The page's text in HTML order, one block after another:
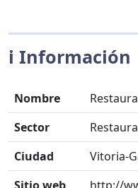
ℹ️ Información
Nombre
Sector
Ciudad
Vitoria-